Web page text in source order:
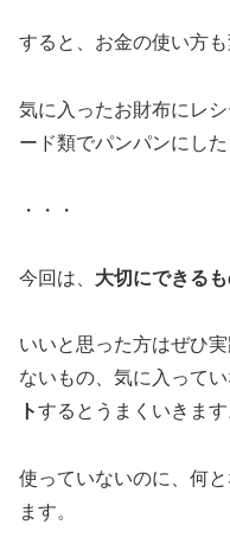
すると、お金の使い方
気に入ったお財布にレ
ード類でパンパンにし
・・・
今回は、 大切にできる
いいと思った方はぜひ
ないもの、気に入って
トするとうまくいきます
使っていないのに、何
ます。